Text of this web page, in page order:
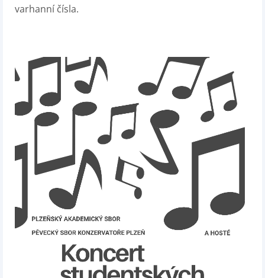
varhanní čísla.